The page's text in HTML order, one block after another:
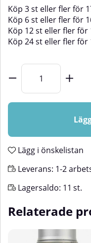
Köp 3 st eller fler för
Köp 6 st eller fler för
Köp 12 st eller fler för
Köp 24 st eller fler för
Lägg i önskelistan
Leverans: 1-2
Lagersaldo: 11 st.
Relaterade